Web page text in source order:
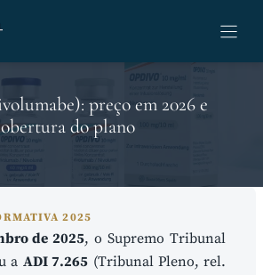
preço em 2026 e
do plano
2025
de 2025, o Supremo Tribunal
a ADI 7.265 (Tribunal Pleno, rel.